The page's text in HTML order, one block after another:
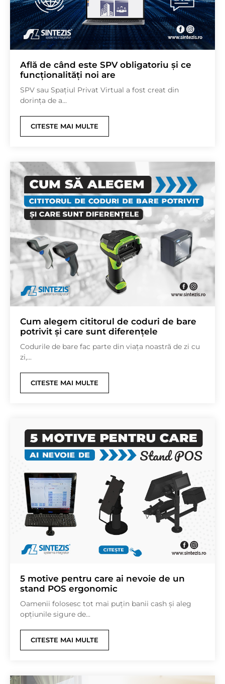
Află de când este SPV obligatoriu și ce
funcționalități noi are
SPV sau Spațiul Privat Virtual a fost creat din
dorința de a...
CITESTE MAI MULTE
Cum alegem cititorul de coduri de bare
potrivit și care sunt diferențele
Codurile de bare fac parte din viața noastră de zi cu
zi,...
CITESTE MAI MULTE
5 motive pentru care ai nevoie de un
stand POS ergonomic
Oamenii folosesc tot mai puțin banii cash și aleg
opțiunile sigure de...
CITESTE MAI MULTE